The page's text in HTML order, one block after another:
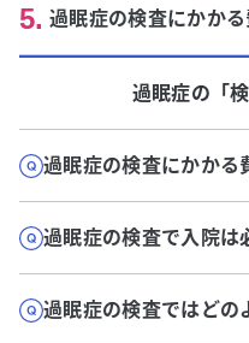
5. 過眠症の検査にかかる
過眠症の「
過眠症の検査にかかる
過眠症の検査で入院は
過眠症の検査ではどの